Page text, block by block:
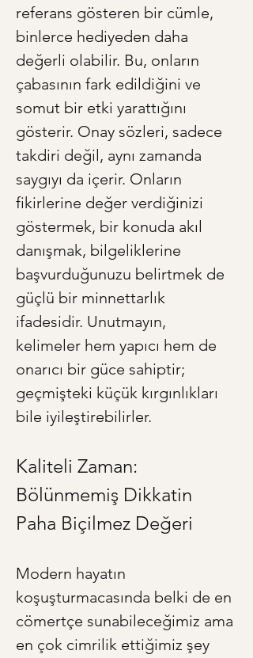
referans gösteren bir cümle,
binlerce hediyeden daha
değerli olabilir. Bu, onların
çabasının fark edildiğini ve
somut bir etki yarattığını
gösterir. Onay sözleri, sadece
takdiri değil, aynı zamanda
saygıyı da içerir. Onların
fikirlerine değer verdiğinizi
göstermek, bir konuda akıl
danışmak, bilgeliklerine
başvurduğunuzu belirtmek de
güçlü bir minnettarlık
ifadesidir. Unutmayın,
kelimeler hem yapıcı hem de
onarıcı bir güce sahiptir;
geçmişteki küçük kırgınlıkları
bile iyileştirebilirler.
Kaliteli Zaman:
Bölünmemiş Dikkatin
Paha Biçilmez Değeri
Modern hayatın
koşuşturmacasında belki de en
cömertçe sunabileceğimiz ama
en çok cimrilik ettiğimiz şey